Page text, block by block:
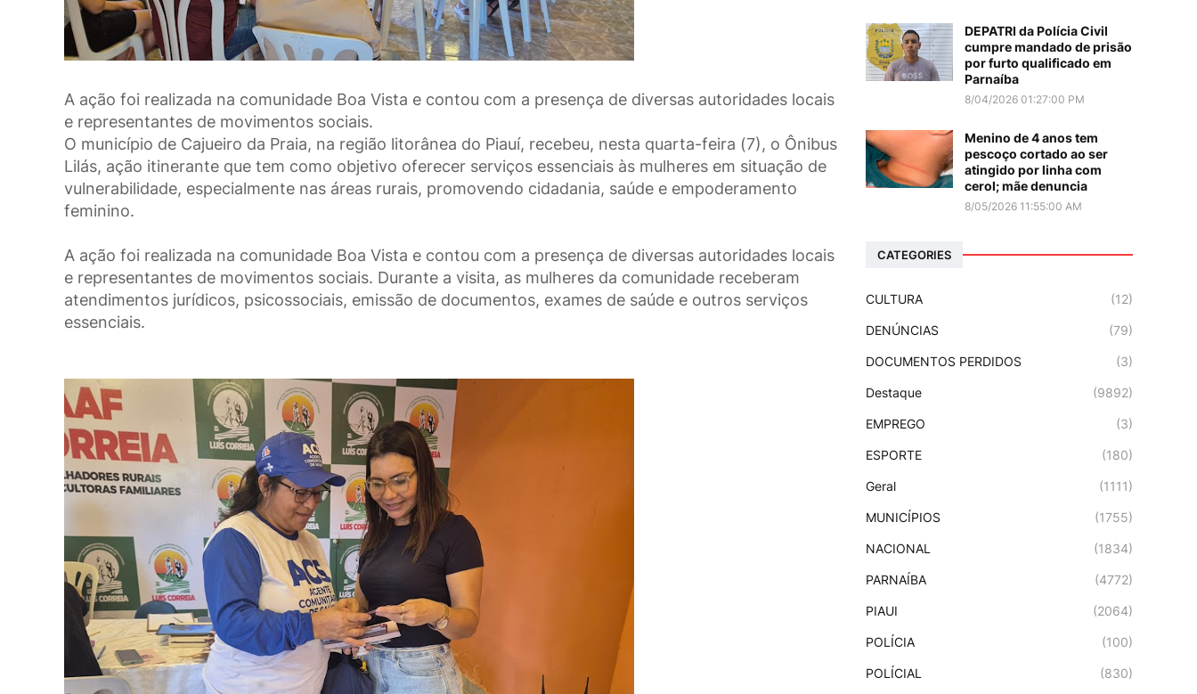
A ação foi realizada na comunidade Boa Vista e contou com a presença de diversas autoridades locais
e representantes de movimentos sociais.
O município de Cajueiro da Praia, na região litorânea do Piauí, recebeu, nesta quarta-feira (7), o Ônibus
Lilás, ação itinerante que tem como objetivo oferecer serviços essenciais às mulheres em situação de
vulnerabilidade, especialmente nas áreas rurais, promovendo cidadania, saúde e empoderamento
feminino.
A ação foi realizada na comunidade Boa Vista e contou com a presença de diversas autoridades locais
e representantes de movimentos sociais. Durante a visita, as mulheres da comunidade receberam
atendimentos jurídicos, psicossociais, emissão de documentos, exames de saúde e outros serviços
essenciais.
DEPATRI da Polícia Civil
cumpre mandado de prisão
por furto qualificado em
Parnaíba
8/04/2026 01:27:00 PM
Menino de 4 anos tem
pescoço cortado ao ser
atingido por linha com
cerol; mãe denuncia
8/05/2026 11:55:00 AM
CATEGORIES
CULTURA (12)
DENÚNCIAS (79)
DOCUMENTOS PERDIDOS (3)
Destaque (9892)
EMPREGO (3)
ESPORTE (180)
Geral (1111)
MUNICÍPIOS (1755)
NACIONAL (1834)
PARNAÍBA (4772)
PIAUI (2064)
POLÍCIA (100)
POLÍCIAL (830)